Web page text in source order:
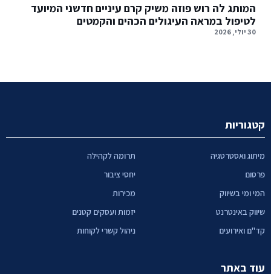
המותג לה רוש פוזה משיק קרם עיניים חדשני המיועד
לטיפול במראה העיגולים הכהים והקמטים
30 יולי, 2026
קטגוריות
מיתוג ואסטרטגיה
פרסום
המי ומי בשיווק
שיווק באינטרנט
קד"ם ואירועים
תרומה לקהילה
יחסי ציבור
מכירות
יזמות ועסקים קטנים
ניהול קשרי לקוחות
עוד באתר